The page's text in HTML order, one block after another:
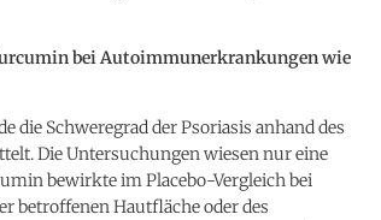
bei Autoimmunerkrankungen wie
Schweregrad der Psoriasis anhand des
Die Untersuchungen wiesen nur eine
bewirkte im Placebo-Vergleich bei
betroffenen Hautfläche oder des